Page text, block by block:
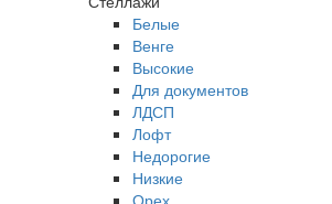
Белые
Венге
Высокие
Для документов
ЛДСП
Лофт
Недорогие
Низкие